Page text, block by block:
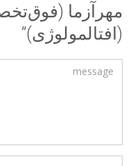
مهرآزما
(افتالمولوژی)”